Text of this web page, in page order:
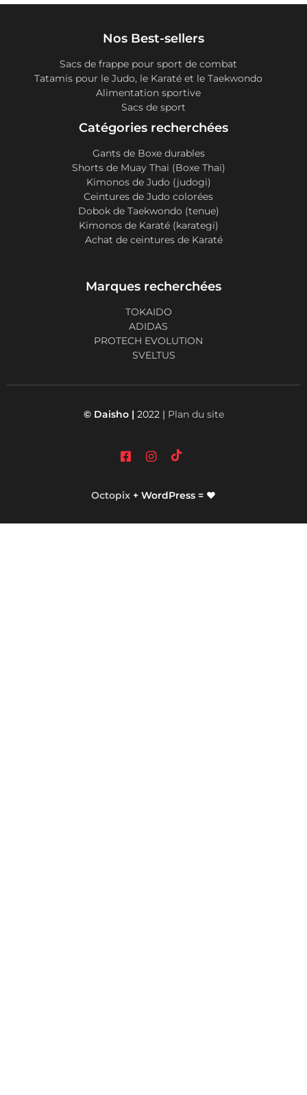
Nos Best-sellers
Sacs de frappe pour sport de combat
Tatamis pour le Judo, le Karaté et le Taekwondo
Alimentation sportive
Sacs de sport
Catégories recherchées
Gants de Boxe durables
Shorts de Muay Thai (Boxe Thai)
Kimonos de Judo (judogi)
Ceintures de Judo colorées
Dobok de Taekwondo (tenue)
Kimonos de Karaté (karategi)
Achat de ceintures de Karaté
Marques recherchées
TOKAIDO
ADIDAS
PROTECH EVOLUTION
SVELTUS
© Daisho | 2022 | Plan du site
Octopix + WordPress = ❤